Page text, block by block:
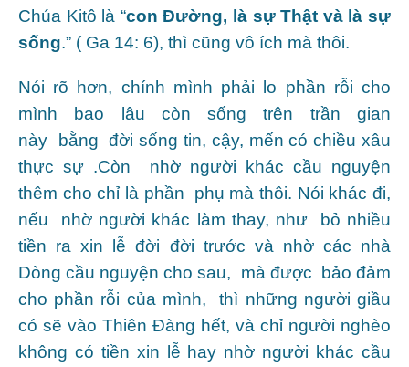
Chúa Kitô là “con Đường, là sự Thật và là sự
sống.” ( Ga 14: 6), thì cũng vô ích mà thôi.
Nói rõ hơn, chính mình phải lo phần rỗi cho
mình bao lâu còn sống trên trần gian
này bằng đời sống tin, cậy, mến có chiều xâu
thực sự .Còn nhờ người khác cầu nguyện
thêm cho chỉ là phần phụ mà thôi. Nói khác đi,
nếu nhờ người khác làm thay, như bỏ nhiều
tiền ra xin lễ đời đời trước và nhờ các nhà
Dòng cầu nguyện cho sau, mà được bảo đảm
cho phần rỗi của mình, thì những người giầu
có sẽ vào Thiên Đàng hết, và chỉ người nghèo
không có tiền xin lễ hay nhờ người khác cầu